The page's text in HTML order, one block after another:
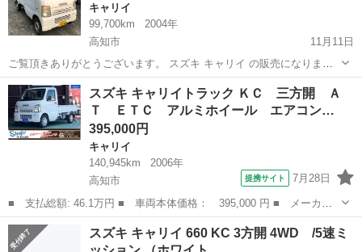
キャリイ
99,700km
2004年
高知市
11月11日
ご覧頂きありがとうございます。 スズキ キャリイ の販売になりま
す。 年式 H14 走行距離 99700km 5M/T パートタイム4WD 走る、曲が
る、止まる 問題ありません。 今夏に購入し先日まで使っていました
が、使う...
高知 高知市 キャリイ パートタイム
スズキ キャリイトラック ＫＣ 三方開 Ａ
Ｔ ＥＴＣ アルミホイール エアコン…
395,000円
キャリイ
140,945km
2006年
高知市
提携サイト 7月28日
■ 支払総額: 46.1万円 ■ 車両本体価格： 395,000 円 ■ メーカー
名： スズキ ■ 車種名： キャリイトラック ■ グレード名： Ｋ
Ｃ 三方開 ＡＴ ＥＴＣ アルミホイール エアコン ■ 排気
高知 キャリイ
スズキ キャリイ 660 KC 3方開 4WD /5速ミ